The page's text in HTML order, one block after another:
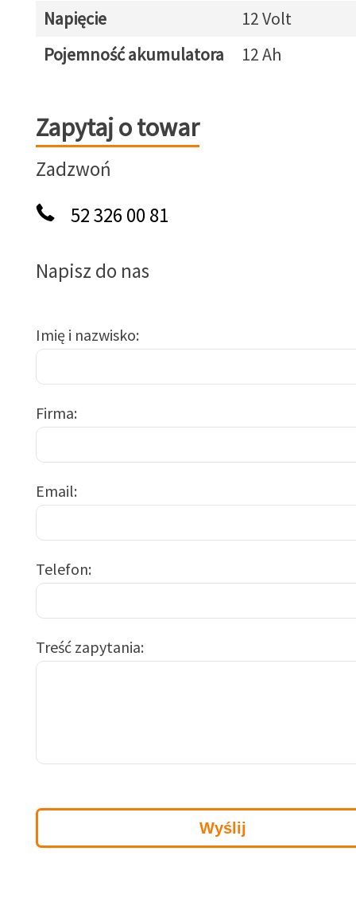
Napięcie
12 Volt
Pojemność akumulatora
12 Ah
Zapytaj o towar
Zapytaj o towar
Zadzwoń
52 326 00 81
Napisz do nas
Imię i nazwisko
Firma
Email
Telefon
Treść zapytania